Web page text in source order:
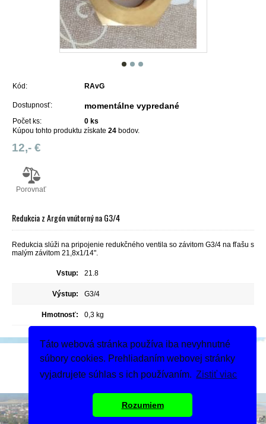
Táto webová stránka používa iba nevyhnutné
súbory cookies. Prehliadaním webovej stránky
vyjadrujete súhlas s ich používaním. Zistiť viac
Rozumiem
Kód: RAvG
Dostupnosť: momentálne vypredané
Počet ks: 0 ks
Kúpou tohto produktu získate 24 bodov.
12,- €
Porovnať
Redukcia z Argón vnútorný na G3/4
Redukcia slúži na pripojenie redukčného ventila so závitom G3/4 na fľašu s
malým závitom 21,8x1/14".
Vstup: 21.8
Výstup: G3/4
Hmotnosť: 0,3 kg
Podeľte sa
Dodanie tovaru
Copyright 2019 - 2026 © MIGASS Tvorba webshopu - Atomer.sk